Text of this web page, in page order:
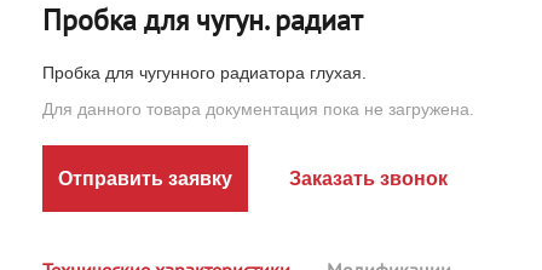
Пробка для чугун. радиат
Пробка для чугунного радиатора глухая.
Для данного товара документация пока не загружена.
Отправить заявку Заказать звонок